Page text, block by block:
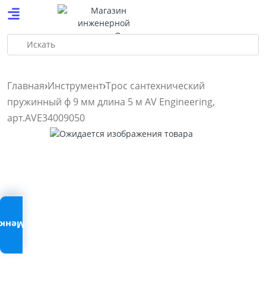
Искать
Главная Инструмент Трос сантехнический
пружинный ф 9 мм длина 5 м AV Engineering,
арт.AVE34009050